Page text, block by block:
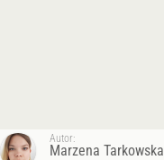
Autor:
Marzena Tarkowska